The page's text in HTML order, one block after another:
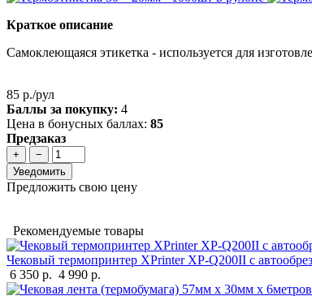
Краткое описание
Самоклеющаяся этикетка - используется для
85 р./рул
Баллы за покупку: 4
Цена в бонусных баллах: 85
Предзаказ
+
−
Уведомить
Предложить свою цену
Рекомендуемые товары
Чековый термопринтер XPrinter XP-Q200II с
6 350 р. 4 990 р.